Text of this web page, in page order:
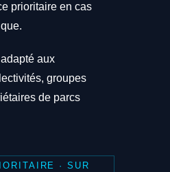
prioritaire en cas
aux
groupes
de parcs
· SUR